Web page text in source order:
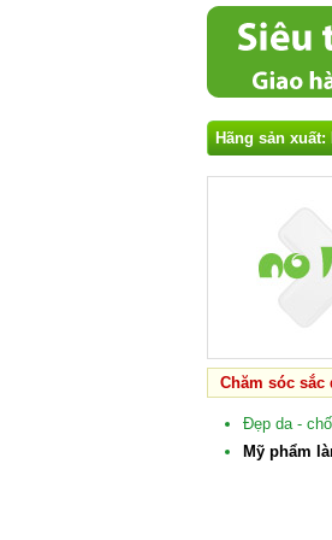
Hãng sản xuất:
Chăm sóc sắc
Đẹp da -
Mỹ phẩm